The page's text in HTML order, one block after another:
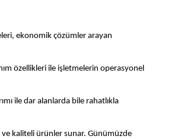
ekonomik çözümler arayan
özellikleri ile işletmelerin operasyonel
ile dar alanlarda bile rahatlıkla
ve kaliteli ürünler sunar. Günümüzde